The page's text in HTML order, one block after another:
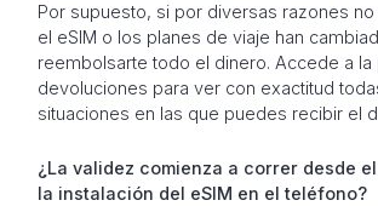
Por supuesto, si por diversas razones no
el eSIM o los planes de viaje han
reembolsarte todo el dinero. Accede a la
devoluciones para ver con exactitud
situaciones en las que puedes recibir el
¿La validez comienza a correr desde
la instalación del eSIM en el teléfono?